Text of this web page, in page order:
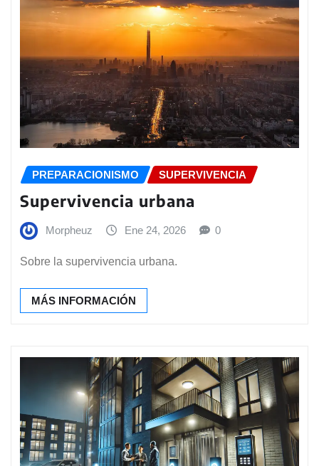
PREPARACIONISMO SUPERVIVENCIA
Supervivencia urbana
Morpheuz Ene 24, 2026 0
Sobre la supervivencia urbana.
MÁS INFORMACIÓN